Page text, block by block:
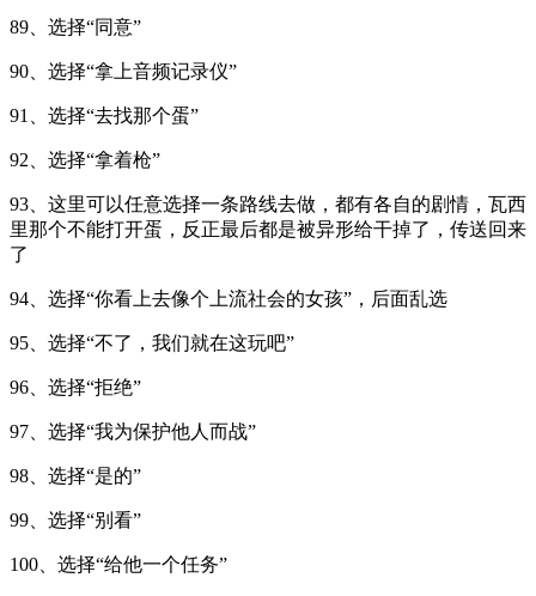
89、选择“同意”
90、选择“拿上音频记录仪”
91、选择“去找那个蛋”
92、选择“拿着枪”
93、这里可以任意选择一条路线去做，都有各自的剧情，瓦西
里那个不能打开蛋，反正最后都是被异形给干掉了，传送回来
了
94、选择“你看上去像个上流社会的女孩”，后面乱选
95、选择“不了，我们就在这玩吧”
96、选择“拒绝”
97、选择“我为保护他人而战”
98、选择“是的”
99、选择“别看”
100、选择“给他一个任务”